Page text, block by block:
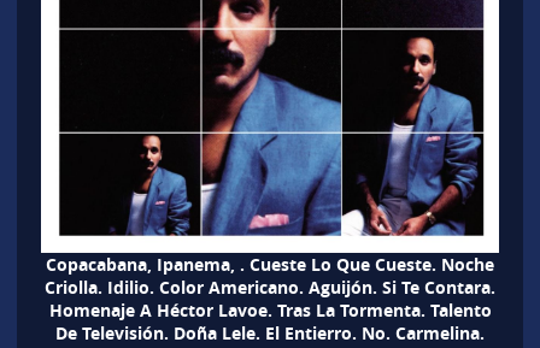
Copacabana, Ipanema, . Cueste Lo Que Cueste. Noche
Criolla. Idilio. Color Americano. Aguijón. Si Te Contara.
Homenaje A Héctor Lavoe. Tras La Tormenta. Talento
De Televisión. Doña Lele. El Entierro. No. Carmelina.